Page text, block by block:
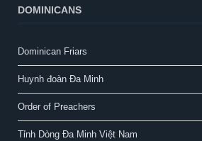
DOMINICANS
Dominican Friars
Huynh đoàn Đa Minh
Order of Preachers
Tỉnh Dòng Đa Minh Việt Nam